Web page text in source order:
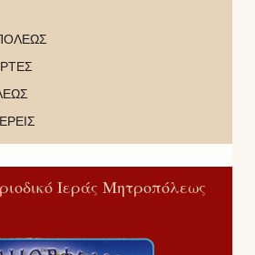
Ιεράς Μητροπόλεως